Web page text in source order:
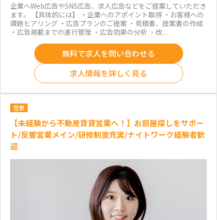
企業へWeb広告やSNS広告、求人広告などをご提案していただき
ます。 【具体的には】 ・企業へのアポイント取得 ・お客様への
課題ヒアリング ・広告プランのご提案 ・見積書、提案書の作成
・広告掲載までの進行管理 ・広告効果の分析 ・改...
無料で求人を問い合わせる
求人情報を詳しく見る
営業
【未経験から不動産賃貸営業へ！】お部屋探しをサポー
ト/反響営業メイン/研修制度充実/ナイトワーク経験者歓
迎